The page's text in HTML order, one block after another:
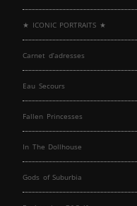
★ ICONIC PORTRAITS ★
Carnet d’adresses
Eau Secours
Fallen Princesses
In The Dollhouse
Gods of Suburbia